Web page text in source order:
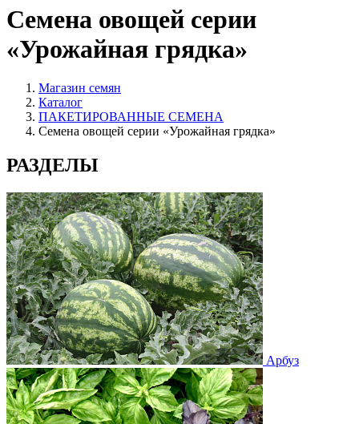
Семена овощей серии
«Урожайная грядка»
Магазин семян
Каталог
ПАКЕТИРОВАННЫЕ СЕМЕНА
Семена овощей серии «Урожайная грядка»
РАЗДЕЛЫ
Арбуз